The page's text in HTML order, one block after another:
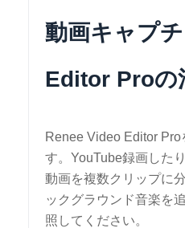
動画キャプ
Editor Proの
Renee Video Editor
す。YouTube録画した
動画を複数クリップに
ックグラウンド音楽を
照してください。